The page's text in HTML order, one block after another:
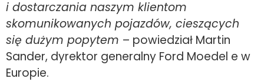
i dostarczania naszym klientom
skomunikowanych pojazdów, cieszących
się dużym popytem – powiedział Martin
Sander, dyrektor generalny Ford Moedel e w
Europie.